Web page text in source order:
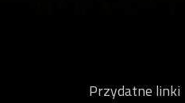
Przydatne linki